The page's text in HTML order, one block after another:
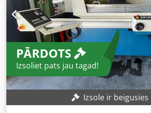
35,00 kW Slīpripas diametrs min./maks.
Slīpripas platums 60 mm Kopējais jaudas
kW Iekārtas svars apm. 11,00 t Telpas
7,25 x A3,80 m Profila slīpmašīna 5 asu
SIEMENS SIN840D, dubultais dalītājs (B-
(dzesēšanas šķidruma sprauslas).
ierīce EROWA (iekārtu var darbināt arī
instrumentu mainītāja), ugunsdzēšanas
sagatavots Renishaw mērinstrumentam.
datora instrumentu/darba detaļu
PĀRDOTS
Izsoliet pats jau tagad!
Izsole ir beigusies